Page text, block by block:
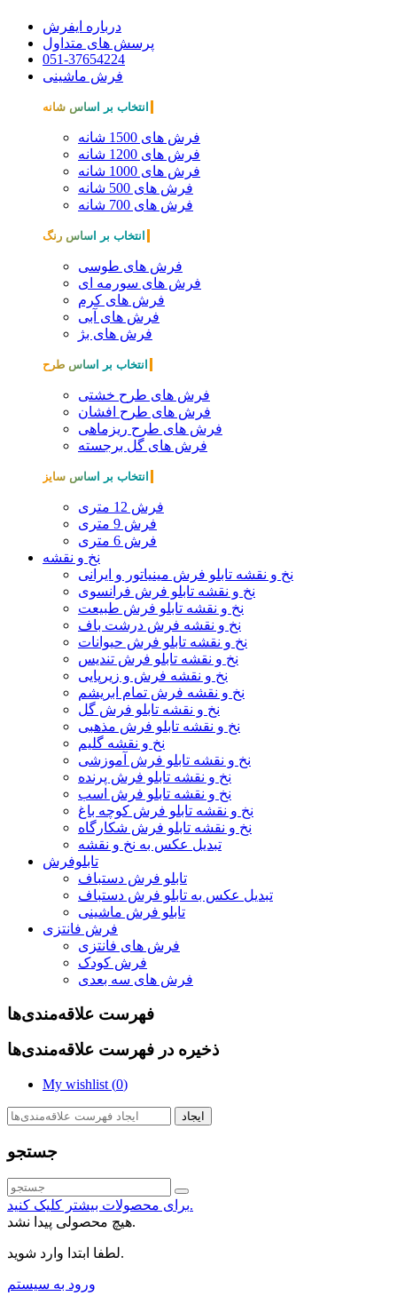
درباره ایفرش
پرسش های متداول
051-37654224
فرش ماشینی
انتخاب بر اساس شانه
فرش های 1500 شانه
فرش های 1200 شانه
فرش های 1000 شانه
فرش های 500 شانه
فرش های 700 شانه
انتخاب بر اساس رنگ
فرش های طوسی
فرش های سورمه ای
فرش های کرم
فرش های آبی
فرش های بژ
انتخاب بر اساس طرح
فرش های طرح خشتی
فرش های طرح افشان
فرش های طرح ریزماهی
فرش های گل برجسته
انتخاب بر اساس سایز
فرش 12 متری
فرش 9 متری
فرش 6 متری
نخ و نقشه
نخ و نقشه تابلو فرش مینیاتور و ایرانی
نخ و نقشه تابلو فرش فرانسوی
نخ و نقشه تابلو فرش طبیعت
نخ و نقشه فرش درشت باف
نخ و نقشه تابلو فرش حیوانات
نخ و نقشه تابلو فرش تندیس
نخ و نقشه فرش و زیرپایی
نخ و نقشه فرش تمام ابریشم
نخ و نقشه تابلو فرش گل
نخ و نقشه تابلو فرش مذهبی
نخ و نقشه گلیم
نخ و نقشه تابلو فرش آموزشی
نخ و نقشه تابلو فرش پرنده
نخ و نقشه تابلو فرش اسب
نخ و نقشه تابلو فرش کوچه باغ
نخ و نقشه تابلو فرش شکارگاه
تبدیل عکس به نخ و نقشه
تابلوفرش
تابلو فرش دستباف
تبدیل عکس به تابلو فرش دستباف
تابلو فرش ماشینی
فرش فانتزی
فرش های فانتزی
فرش کودک
فرش های سه بعدی
فهرست علاقه‌مندی‌ها
ذخیره در فهرست علاقه‌مندی‌ها
My wishlist (0)
ایجاد
جستجو
برای محصولات بیشتر کلیک کنید.
هیچ محصولی پیدا نشد.
لطفا ابتدا وارد شوید.
ورود به سیستم